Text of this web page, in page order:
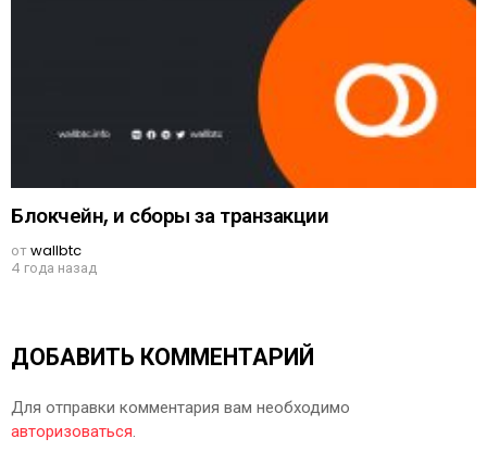
Блокчейн, и сборы за транзакции
отwallbtc
4 года назад
ДОБАВИТЬ КОММЕНТАРИЙ
Для отправки комментария вам необходимо
авторизоваться.